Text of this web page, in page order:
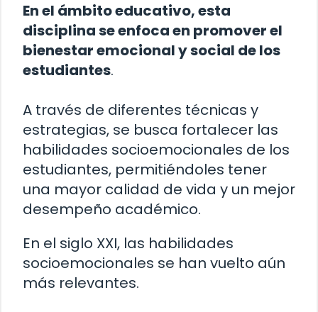
En el ámbito educativo, esta
disciplina se enfoca en promover el
bienestar emocional y social de los
estudiantes.
A través de diferentes técnicas y
estrategias, se busca fortalecer las
habilidades socioemocionales de los
estudiantes, permitiéndoles tener
una mayor calidad de vida y un mejor
desempeño académico.
En el siglo XXI, las habilidades
socioemocionales se han vuelto aún
más relevantes.